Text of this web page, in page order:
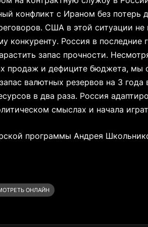
конфликт с Ираном без потерь
США в этой ситуации
конкуренту. Россия в
запас прочности.
продаж и дефиците бюджета, мы
валютных резервов на 3
в два раза. Россия
смыслах и начала
программы Андрея
ОНЛАЙН